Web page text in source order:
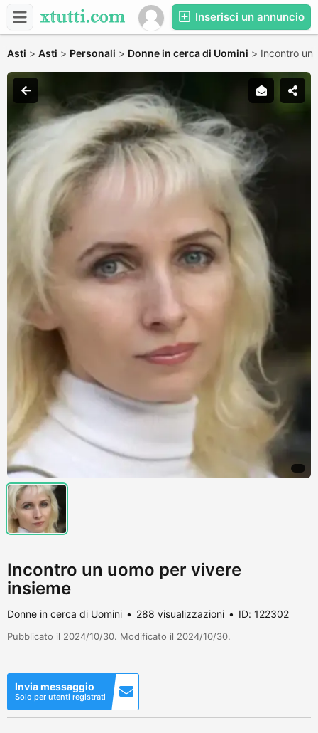
Inserisci un annuncio
Asti > Asti > Personali > Donne in cerca di Uomini > Incontro un
Incontro un uomo per vivere
insieme
Donne in cerca di Uomini 288 visualizzazioni ID: 122302
Pubblicato il 2024/10/30. Modificato il 2024/10/30.
Invia messaggio
Solo per utenti registrati